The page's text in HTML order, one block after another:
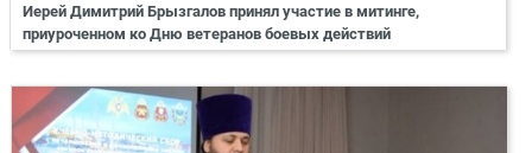
Иерей Димитрий Брызгалов принял участие в митинге,
приуроченном ко Дню ветеранов боевых действий